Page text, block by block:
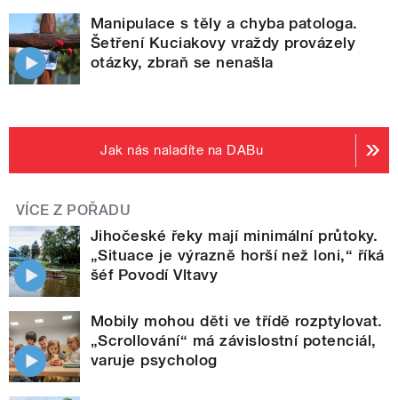
Manipulace s těly a chyba patologa.
Šetření Kuciakovy vraždy provázely
otázky, zbraň se nenašla
Jak nás naladíte na DABu
VÍCE Z POŘADU
Jihočeské řeky mají minimální průtoky.
„Situace je výrazně horší než loni,“ říká
šéf Povodí Vltavy
Mobily mohou děti ve třídě rozptylovat.
„Scrollování“ má závislostní potenciál,
varuje psycholog